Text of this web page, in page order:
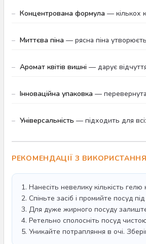
Концентрована формула — кількох
Миттєва піна — рясна піна
Аромат квітів вишні — дарує
Інноваційна упаковка — перевернута
Універсальність — підходить для
РЕКОМЕНДАЦІЇ З
1. Нанесіть невелику кількість
2. Спіньте засіб і промийте посуд
3. Для дуже жирного посуду
4. Ретельно сполосніть посуд
5. Уникайте потрапляння в очі.